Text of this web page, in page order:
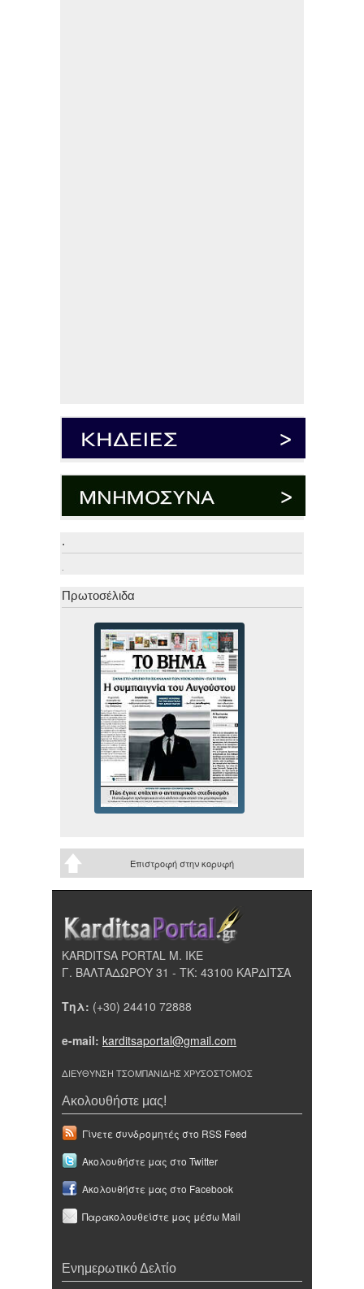
.
.
Πρωτοσέλιδα
Επιστροφή στην κορυφή
KARDITSA PORTAL Μ. ΙΚΕ
Γ. ΒΑΛΤΑΔΩΡΟΥ 31 - ΤΚ: 43100 ΚΑΡΔΙΤΣΑ
Τηλ: (+30) 24410 72888
e-mail: karditsaportal@gmail.com
ΔΙΕΥΘΥΝΣΗ ΤΣΟΜΠΑΝΙΔΗΣ ΧΡΥΣΟΣΤΟΜΟΣ
Ακολουθήστε μας!
Γίνετε συνδρομητές στο RSS Feed
Ακολουθήστε μας στο Twitter
Ακολουθήστε μας στο Facebook
Παρακολουθείστε μας μέσω Mail
Ενημερωτικό Δελτίο